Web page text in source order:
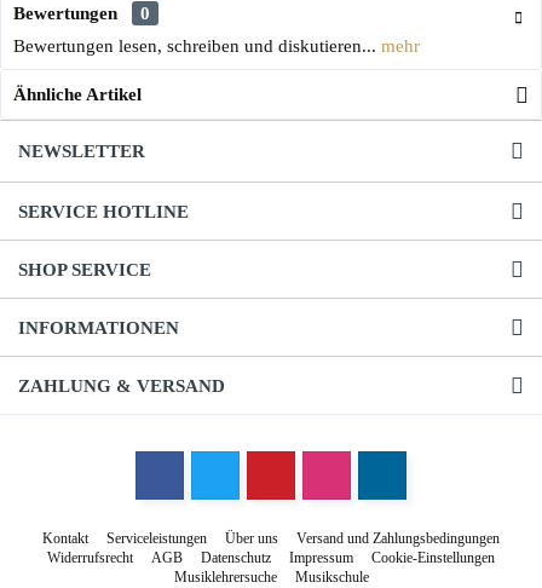
Bewertungen
0
Bewertungen lesen, schreiben und diskutieren... mehr
Ähnliche Artikel
NEWSLETTER
SERVICE HOTLINE
SHOP SERVICE
INFORMATIONEN
ZAHLUNG & VERSAND
Kontakt Serviceleistungen Über uns
Versand und Zahlungsbedingungen
Widerrufsrecht
AGB Datenschutz Impressum
Cookie-Einstellungen
Musiklehrersuche
Musikschule